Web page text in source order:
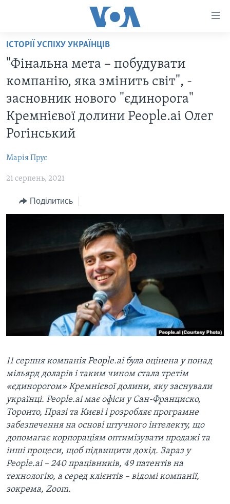
Перейти
матеріалу
Перейти
меню
сторінки
Перейти
Пошуку
ГОЛОВНА
УКРАЇНА
НАУКА
ЗДОРОВ'Я
ІСТОРІЇ УСПІХУ УКРАЇНЦІВ
ПОЛІТИКА В США
АДМІНІСТРАЦІЯ ПРЕЗИДЕНТА ТРАМПА: ПЕРШІ 100
ДНІВ
УКРАЇНЦІ В АМЕРИЦІ
УКРАЇНА
БОРОТЬБА З ДЕЗІНФОРМАЦІЄЮ
ТЕЛЕПРОГРАМИ
БРИФІНГ ГОЛОСУ АМЕРИКИ
СТУДІЯ ВАШИНГТОН
ВІКНО В АМЕРИКУ
ПОГЛЯД З ВАШИНГТОНА
Learning English
МИ В СОЦМЕРЕЖАХ
Мови
ІСТОРІЇ УСПІХУ УКРАЇНЦІВ
"Фінальна мета – побудувати
компанію, яка змінить світ", -
засновник нового "єдинорога"
Кремнієвої долини People.ai Олег
Рогінський
Марія Прус
21 серпень, 2021
Поділитись
11 серпня компанія People.ai була оцінена у понад
мільярд доларів і таким чином стала третім
«єдинорогом» Кремнієвої долини, яку заснували
українці. People.ai має офіси у Сан-Франциско,
Торонто, Празі та Києві і розробляє програмне
забезпечення на основі штучного інтелекту, що
допомагає корпораціям оптимізувати продажі та
інші процеси, щоб підвищити дохід. Зараз у
People.ai – 240 працівників, 49 патентів на
технологію, а серед клієнтів – відомі компанії,
зокрема, Zoom.